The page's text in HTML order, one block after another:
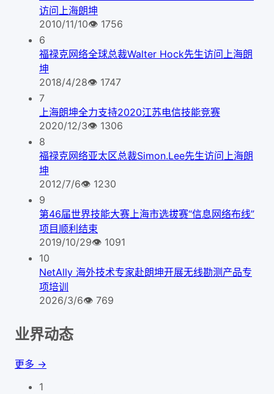
访问上海朗坤
2010/11/10👁 1756
6
福禄克网络全球总裁Walter Hock先生访问上海朗
坤
2018/4/28👁 1747
7
上海朗坤全力支持2020江苏电信技能竞赛
2020/12/3👁 1306
8
福禄克网络亚太区总裁Simon.Lee先生访问上海朗
坤
2012/7/6👁 1230
9
第46届世界技能大赛上海市选拔赛“信息网络布线”
项目顺利结束
2019/10/29👁 1091
10
NetAlly 海外技术专家赴朗坤开展无线勘测产品专
项培训
2026/3/6👁 769
业界动态
更多 →
1